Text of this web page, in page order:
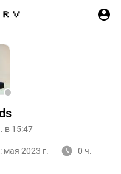
в 15:47
мая 2023 г. 0 ч.